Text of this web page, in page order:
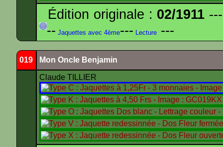
Édition originale : 02/1911
-- Jaquettes avec 4ème--- Lecture ---
019 Mon Oncle Benjamin
Claude TILLIER